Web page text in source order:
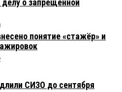
понятие «стажёр» и
СИЗО до сентября